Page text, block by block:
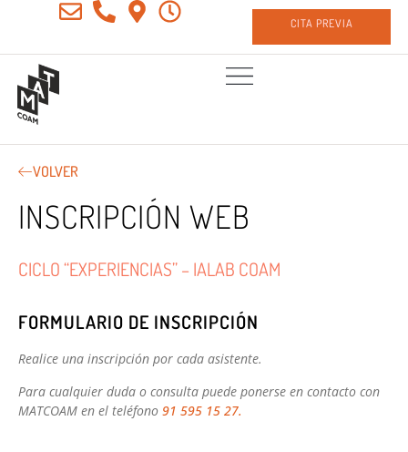
CITA PREVIA
VOLVER
INSCRIPCIÓN WEB
CICLO “EXPERIENCIAS” – IALAB COAM
FORMULARIO DE INSCRIPCIÓN
Realice una inscripción por cada asistente.
Para cualquier duda o consulta puede ponerse en contacto con
MATCOAM en el teléfono 91 595 15 27.